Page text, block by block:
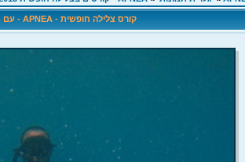
קורס צלילה חופשית - APNEA - עם מאיר - 003